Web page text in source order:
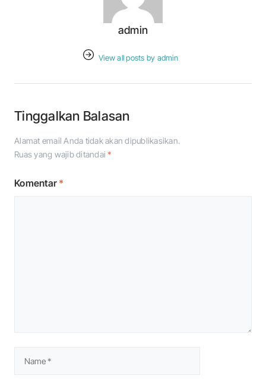
admin
View all posts by admin
Tinggalkan Balasan
Alamat email Anda tidak akan dipublikasikan.
Ruas yang wajib ditandai*
Komentar *